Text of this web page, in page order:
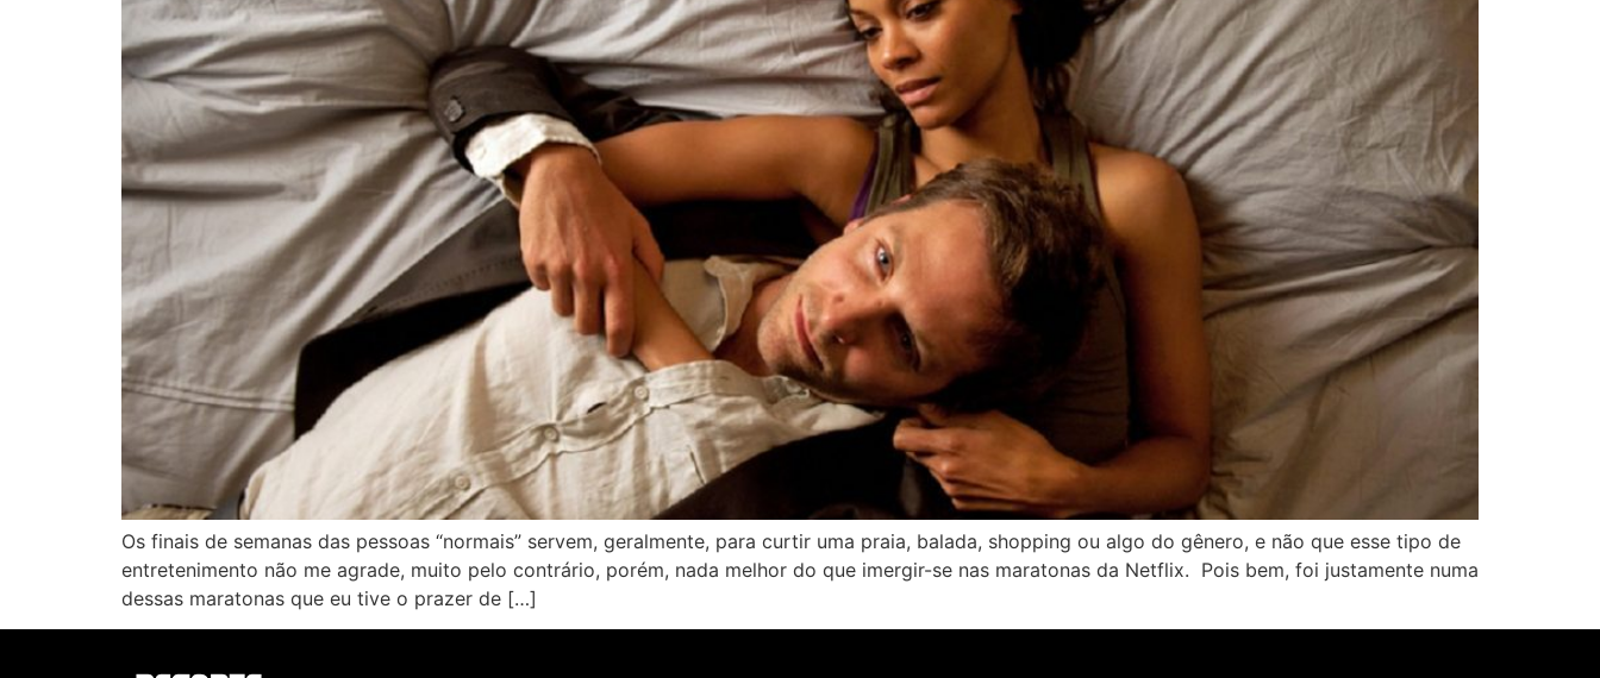
Os finais de semanas das pessoas “normais” servem, geralmente, para curtir uma praia, balada, shopping ou algo do gênero, e não que esse tipo de
entretenimento não me agrade, muito pelo contrário, porém, nada melhor do que imergir-se nas maratonas da Netflix. Pois bem, foi justamente numa
dessas maratonas que eu tive o prazer de […]